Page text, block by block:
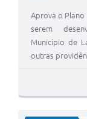
Aprova o Plano
serem
Município de
outras